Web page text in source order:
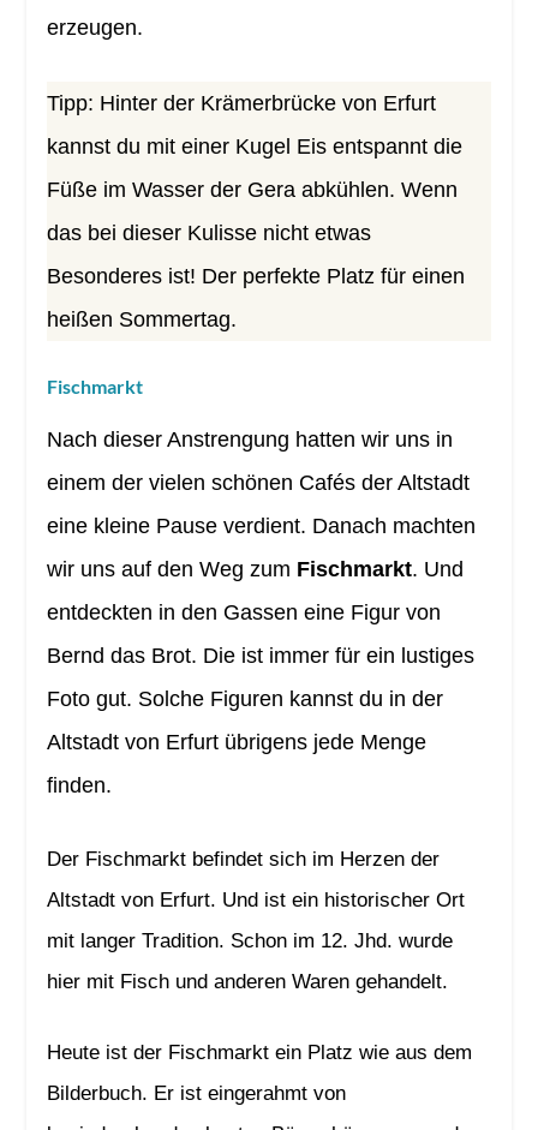
erzeugen.
Tipp: Hinter der Krämerbrücke von Erfurt
kannst du mit einer Kugel Eis entspannt die
Füße im Wasser der Gera abkühlen. Wenn
das bei dieser Kulisse nicht etwas
Besonderes ist! Der perfekte Platz für einen
heißen Sommertag.
Fischmarkt
Nach dieser Anstrengung hatten wir uns in
einem der vielen schönen Cafés der Altstadt
eine kleine Pause verdient. Danach machten
wir uns auf den Weg zum Fischmarkt. Und
entdeckten in den Gassen eine Figur von
Bernd das Brot. Die ist immer für ein lustiges
Foto gut. Solche Figuren kannst du in der
Altstadt von Erfurt übrigens jede Menge
finden.
Der Fischmarkt befindet sich im Herzen der
Altstadt von Erfurt. Und ist ein historischer Ort
mit langer Tradition. Schon im 12. Jhd. wurde
hier mit Fisch und anderen Waren gehandelt.
Heute ist der Fischmarkt ein Platz wie aus dem
Bilderbuch. Er ist eingerahmt von